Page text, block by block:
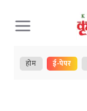
Skip
to
content
होम ई-पेपर